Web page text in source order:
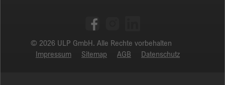
© 2026 ULP GmbH. Alle Rechte vorbehalten
Impressum
Sitemap AGB Datenschutz